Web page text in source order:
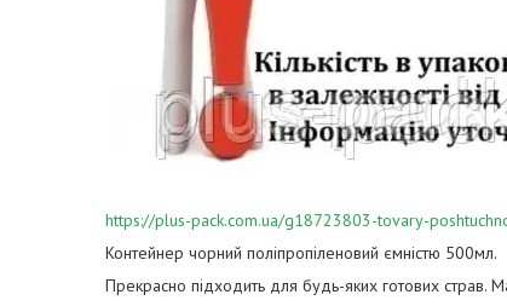
https://plus-pack.com.ua/g18723803-tovary-
Контейнер чорний поліпропіленовий ємністю 500мл.
Прекрасно підходить для будь-яких готових страв.